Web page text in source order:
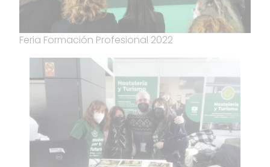
Feria Formación Profesional 2022